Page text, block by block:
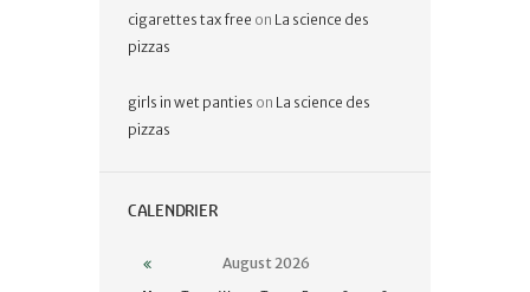
cigarettes tax free on La science des
pizzas
girls in wet panties on La science des
pizzas
CALENDRIER
August 2026